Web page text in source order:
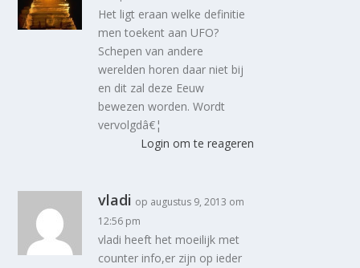
Het ligt eraan welke definitie
men toekent aan UFO?
Schepen van andere
werelden horen daar niet bij
en dit zal deze Eeuw
bewezen worden. Wordt
vervolgdâ€¦
Login om te reageren
vladi op augustus 9, 2013 om
12:56 pm
vladi heeft het moeilijk met
counter info,er zijn op ieder